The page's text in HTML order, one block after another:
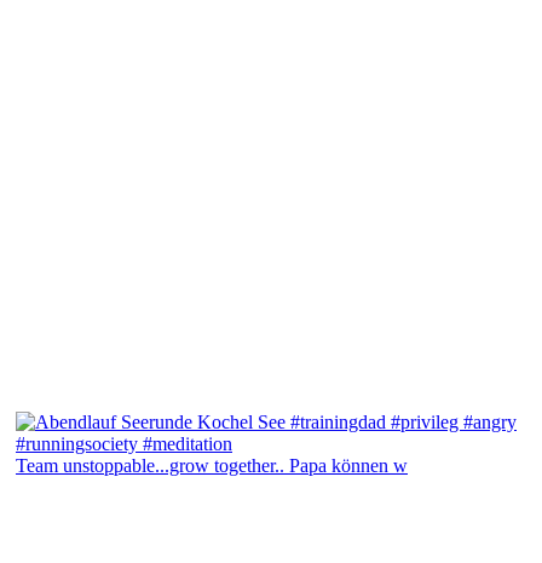
Team unstoppable...grow together.. Papa können w